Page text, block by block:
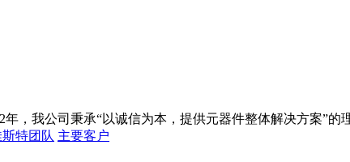
，我公司秉承“以诚信为本，提供元器件整体解决方案”的
特团队 主要客户